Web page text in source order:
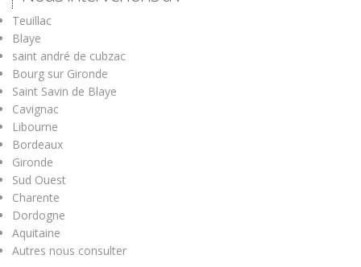
Teuillac
Blaye
saint andré de cubzac
Bourg sur Gironde
Saint Savin de Blaye
Cavignac
Libourne
Bordeaux
Gironde
Sud Ouest
Charente
Dordogne
Aquitaine
Autres nous consulter